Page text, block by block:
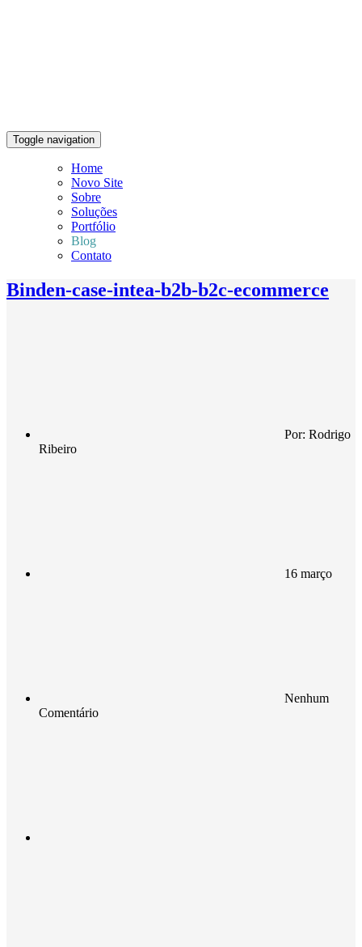
Toggle navigation
Home
Novo Site
Sobre
Soluções
Portfólio
Blog
Contato
Binden-case-intea-b2b-b2c-ecommerce
Por: Rodrigo
Ribeiro
16 março
Nenhum
Comentário